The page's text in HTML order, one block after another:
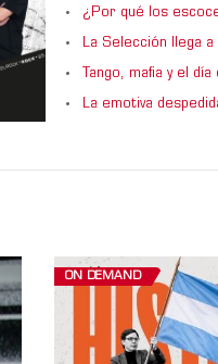
¿Por qué los
La Selección llega
Tango, mafia y el
La emotiva
ON DEMAND